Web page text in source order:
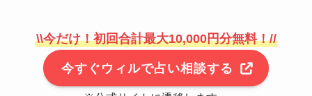
\\今だけ！初回合計最大10,000円分無料！//
今すぐウィルで占い相談する